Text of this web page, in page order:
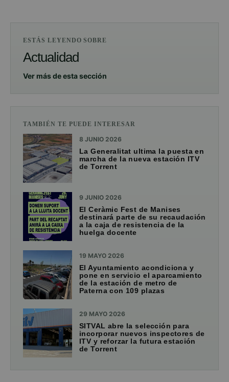
ESTÁS LEYENDO SOBRE
Actualidad
Ver más de esta sección
TAMBIÉN TE PUEDE INTERESAR
8 JUNIO 2026
La Generalitat ultima la puesta en
marcha de la nueva estación ITV
de Torrent
9 JUNIO 2026
El Ceràmic Fest de Manises
destinará parte de su recaudación
a la caja de resistencia de la
huelga docente
19 MAYO 2026
El Ayuntamiento acondiciona y
pone en servicio el aparcamiento
de la estación de metro de
Paterna con 109 plazas
29 MAYO 2026
SITVAL abre la selección para
incorporar nuevos inspectores de
ITV y reforzar la futura estación
de Torrent